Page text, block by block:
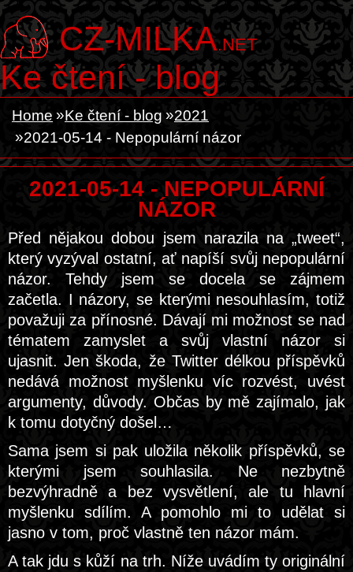
CZ-MILKA.NET
Ke čtení - blog
Home Ke čtení - blog
2021
2021-05-14 - Nepopulární názor
2021-05-14 - NEPOPULÁRNÍ
NÁZOR
Před nějakou dobou jsem narazila na „tweet“,
který vyzýval ostatní, ať napíší svůj nepopulární
názor. Tehdy jsem se docela se zájmem
začetla. I názory, se kterými nesouhlasím, totiž
považuji za přínosné. Dávají mi možnost se nad
tématem zamyslet a svůj vlastní názor si
ujasnit. Jen škoda, že Twitter délkou příspěvků
nedává možnost myšlenku víc rozvést, uvést
argumenty, důvody. Občas by mě zajímalo, jak
k tomu dotyčný došel…
Sama jsem si pak uložila několik příspěvků, se
kterými jsem souhlasila. Ne nezbytně
bezvýhradně a bez vysvětlení, ale tu hlavní
myšlenku sdílím. A pomohlo mi to udělat si
jasno v tom, proč vlastně ten názor mám.
A tak jdu s kůží na trh. Níže uvádím ty originální